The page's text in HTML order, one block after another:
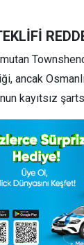
ancak
kayıtsız